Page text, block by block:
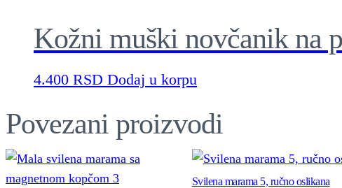
Kožni muški novčanik na
4.400 RSD Dodaj u korpu
Povezani proizvodi
Svilena marama 5, ručno oslikana